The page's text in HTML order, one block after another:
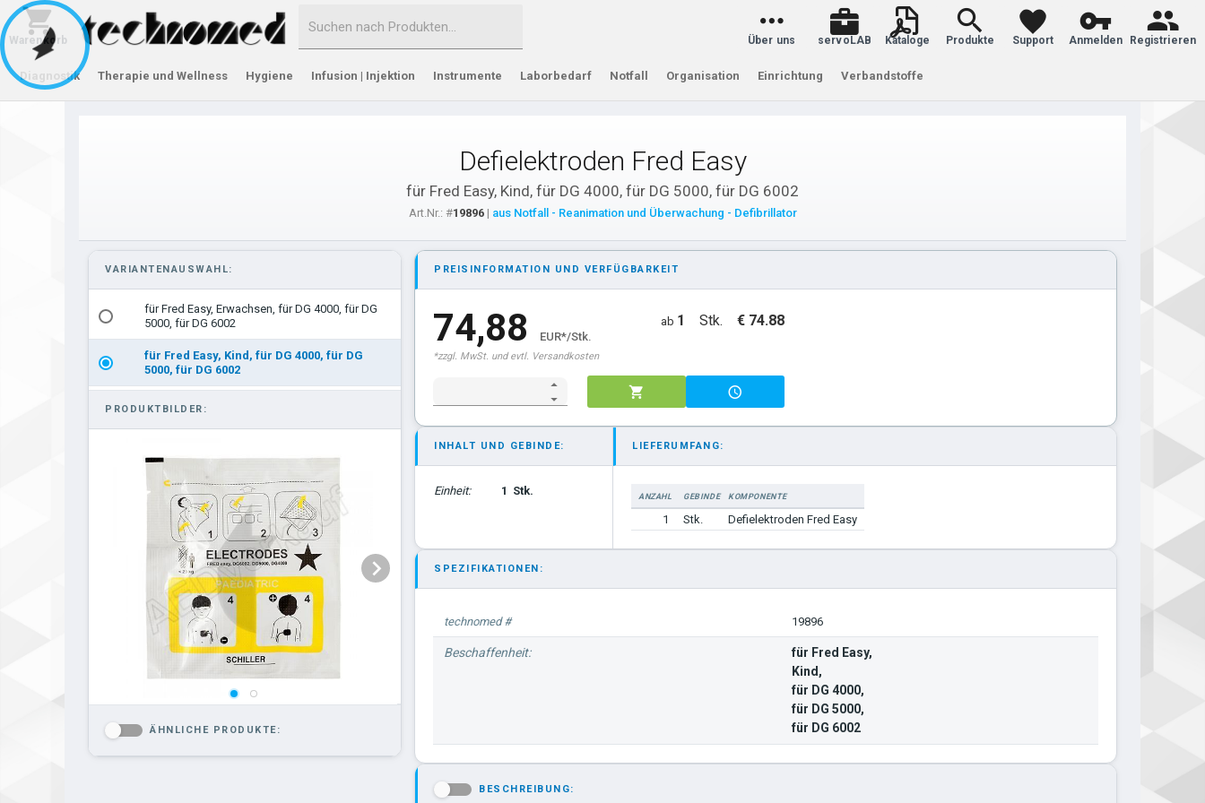
Warenkorb Über uns servoLAB Kataloge Produkte Support Anmelden Registrieren
Diagnostik Therapie und Wellness Hygiene Infusion | Injektion Instrumente Laborbedarf Notfall Organisation Einrichtung Verbandstoffe
Defielektroden Fred Easy
für Fred Easy, Kind, für DG 4000, für DG 5000, für DG 6002
Art.Nr.: #19896| aus Notfall - Reanimation und Überwachung - Defibrillator
VARIANTENAUSWAHL:
für Fred Easy, Erwachsen, für DG 4000, für DG
5000, für DG 6002
für Fred Easy, Kind, für DG 4000, für DG
5000, für DG 6002
PRODUKTBILDER:
ÄHNLICHE PRODUKTE:
PREISINFORMATION UND VERFÜGBARKEIT
74,88 EUR*/Stk.
*zzgl. MwSt. und evtl. Versandkosten
ab 1 Stk. € 74.88
INHALT UND GEBINDE:
Einheit: 1 Stk.
LIEFERUMFANG:
ANZAHL GEBINDE KOMPONENTE
1
Stk. Defielektroden Fred Easy
SPEZIFIKATIONEN:
technomed # 19896
Beschaffenheit:
für Fred Easy,
Kind,
für DG 4000,
für DG 5000,
für DG 6002
BESCHREIBUNG: